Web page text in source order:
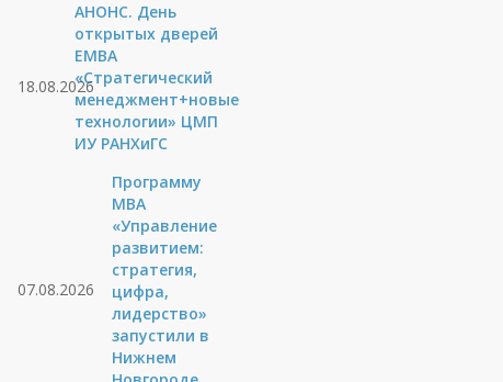
18.08.2026
АНОНС. День
открытых дверей
ЕМВА
«Стратегический
менеджмент+новые
технологии» ЦМП
ИУ РАНХиГС
07.08.2026
Программу
MBA
«Управление
развитием:
стратегия,
цифра,
лидерство»
запустили в
Нижнем